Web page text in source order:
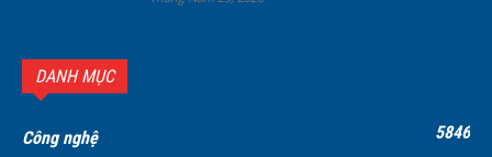
DANH MỤC
Công nghệ
5846